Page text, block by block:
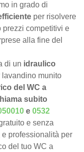
in grado di
per risolvere
prezzi competitivi e
alla fine del
di un idraulico
munito
del WC a
subito
e0532
e senza
professionalità per
del tuo WC a